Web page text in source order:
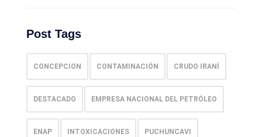
Post Tags
CONCEPCION CONTAMINACIÓN CRUDO IRANÍ
DESTACADO EMPRESA NACIONAL DEL PETRÓLEO
ENAP INTOXICACIONES PUCHUNCAVI